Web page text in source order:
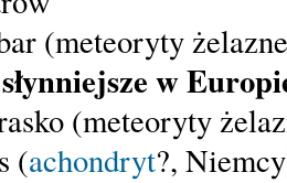
(meteoryty
w
(meteoryty
(achondryt?,